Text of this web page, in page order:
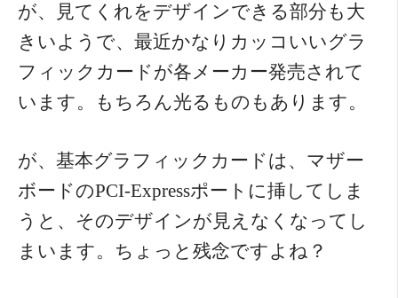
が、見てくれをデザインできる部分も大
きいようで、最近かなりカッコいいグラ
フィックカードが各メーカー発売されて
います。もちろん光るものもあります。
が、基本グラフィックカードは、マザー
ボードのPCI-Expressポートに挿してしま
うと、そのデザインが見えなくなってし
まいます。ちょっと残念ですよね？